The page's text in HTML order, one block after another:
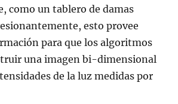
como un tablero de damas
esto provee
para que los algoritmos
una imagen bi-dimensional
de la luz medidas por